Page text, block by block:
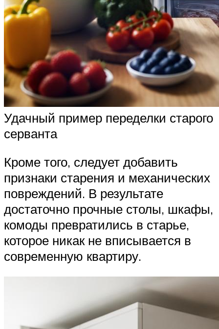
Удачный пример переделки старого
серванта
Кроме того, следует добавить
признаки старения и механических
повреждений. В результате
достаточно прочные столы, шкафы,
комоды превратились в старье,
которое никак не вписывается в
современную квартиру.